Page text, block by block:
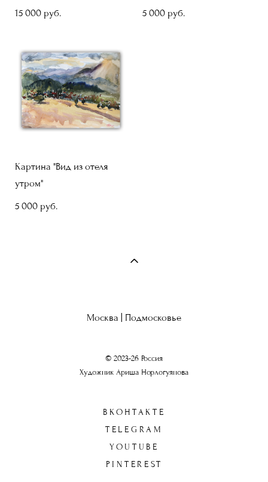
15 000 pуб.
5 000 pуб.
Картина "Вид из отеля
утром"
5 000 pуб.
Москва | Подмосковье
© 2023-26 Россия
Художник Ариша Норлогуянова
ВКОНТАКТЕ
TELEGRAM
YOUTUBE
PINTEREST